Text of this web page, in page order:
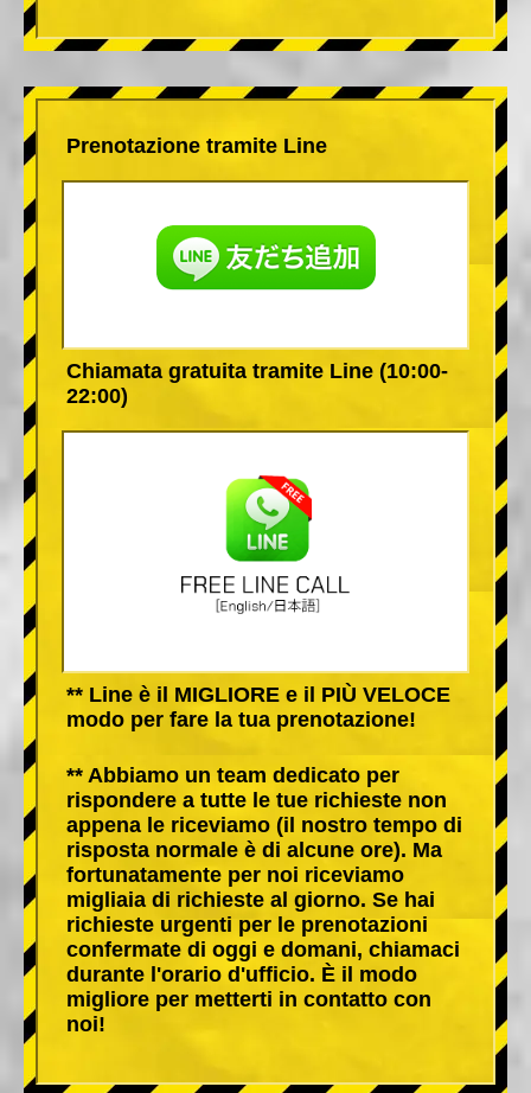
Prenotazione tramite Line
Chiamata gratuita tramite Line (10:00-
22:00)
** Line è il MIGLIORE e il PIÙ VELOCE
modo per fare la tua prenotazione!
** Abbiamo un team dedicato per
rispondere a tutte le tue richieste non
appena le riceviamo (il nostro tempo di
risposta normale è di alcune ore). Ma
fortunatamente per noi riceviamo
migliaia di richieste al giorno. Se hai
richieste urgenti per le prenotazioni
confermate di oggi e domani, chiamaci
durante l'orario d'ufficio. È il modo
migliore per metterti in contatto con
noi!